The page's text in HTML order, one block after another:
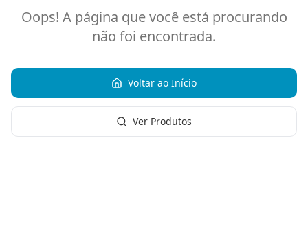
Oops! A página que você está procurando
não foi encontrada.
Voltar ao Início
Ver Produtos